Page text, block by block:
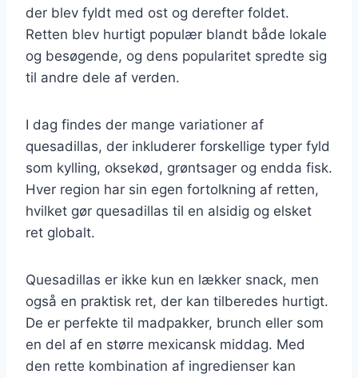
der blev fyldt med ost og derefter foldet.
Retten blev hurtigt populær blandt både lokale
og besøgende, og dens popularitet spredte sig
til andre dele af verden.
I dag findes der mange variationer af
quesadillas, der inkluderer forskellige typer fyld
som kylling, oksekød, grøntsager og endda fisk.
Hver region har sin egen fortolkning af retten,
hvilket gør quesadillas til en alsidig og elsket
ret globalt.
Quesadillas er ikke kun en lækker snack, men
også en praktisk ret, der kan tilberedes hurtigt.
De er perfekte til madpakker, brunch eller som
en del af en større mexicansk middag. Med
den rette kombination af ingredienser kan